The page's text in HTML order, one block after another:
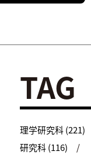
TAG
理学研究科 (221)
研究科 (116)